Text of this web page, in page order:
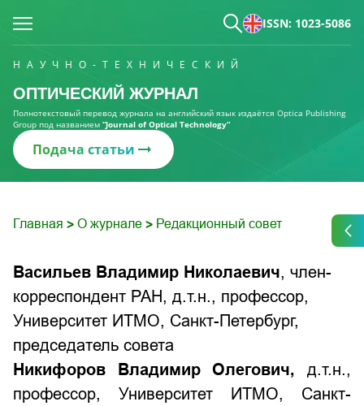
ISSN: 1023-5086
НАУЧНО-ТЕХНИЧЕСКИЙ
ОПТИЧЕСКИЙ ЖУРНАЛ
Полнотекстовый перевод журнала на английский язык издаётся Optica Publishing
Group под названием “Journal of Optical Technology“
Подача статьи
Главная > О журнале > Редакционный совет
Васильев Владимир Николаевич, член-
корреспондент РАН, д.т.н., профессор,
Университет ИТМО, Санкт-Петербург,
председатель совета
Никифоров Владимир Олегович, д.т.н.,
профессор, Университет ИТМО, Санкт-